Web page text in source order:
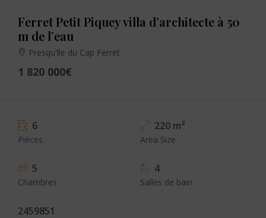
Ferret Petit Piquey villa d’architecte à 50
m de l’eau
Presqu'île du Cap Ferret
1 820 000€
6
Pièces
220 m²
Area Size
5
Chambres
4
Salles de bain
2459851